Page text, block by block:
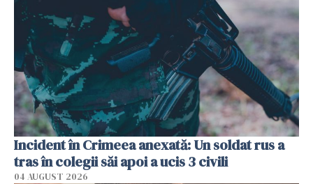
Incident în Crimeea anexată: Un soldat rus a
tras în colegii săi apoi a ucis 3 civili
04 AUGUST 2026